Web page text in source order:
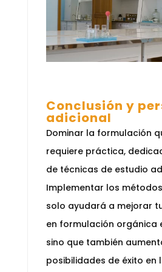
Conclusión y
adicional
Dominar la formulación
requiere práctica,
de técnicas de estudio
Implementar los
solo ayudará a mejorar
en formulación orgánica
sino que también
posibilidades de éxito en